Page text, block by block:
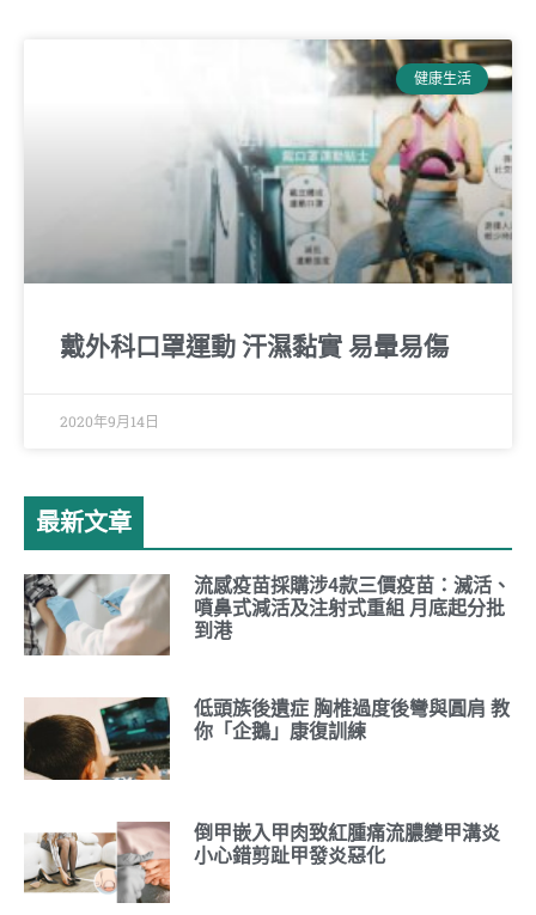
健康生活
戴外科口罩運動 汗濕黏實 易暈易傷
2020年9月14日
最新文章
流感疫苗採購涉4款三價疫苗：滅活、
噴鼻式減活及注射式重組 月底起分批
到港
低頭族後遺症 胸椎過度後彎與圓肩 教
你「企鵝」康復訓練
倒甲嵌入甲肉致紅腫痛流膿變甲溝炎
小心錯剪趾甲發炎惡化